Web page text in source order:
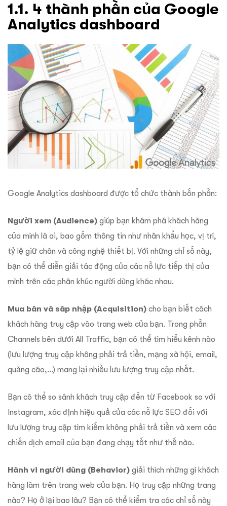
1.1. 4 thành phần của Google
Analytics dashboard
Google Analytics dashboard được tổ chức thành bốn phần:
Người xem (Audience) giúp bạn khám phá khách hàng
của mình là ai, bao gồm thông tin như nhân khẩu học, vị trí,
tỷ lệ giữ chân và công nghệ thiết bị. Với những chỉ số này,
bạn có thể diễn giải tác động của các nỗ lực tiếp thị của
mình trên các phân khúc người dùng khác nhau.
Mua bán và sáp nhập (Acquisition) cho bạn biết cách
khách hàng truy cập vào trang web của bạn. Trong phần
Channels bên dưới All Traffic, bạn có thể tìm hiểu kênh nào
(lưu lượng truy cập không phải trả tiền, mạng xã hội, email,
quảng cáo,…) mang lại nhiều lưu lượng truy cập nhất.
Bạn có thể so sánh khách truy cập đến từ Facebook so với
Instagram, xác định hiệu quả của các nỗ lực SEO đối với
lưu lượng truy cập tìm kiếm không phải trả tiền và xem các
chiến dịch email của bạn đang chạy tốt như thế nào.
Hành vi người dùng (Behavior) giải thích những gì khách
hàng làm trên trang web của bạn. Họ truy cập những trang
nào? Họ ở lại bao lâu? Bạn có thể kiểm tra các chỉ số này